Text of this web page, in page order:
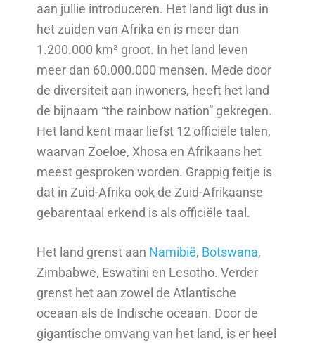
aan jullie introduceren. Het land ligt dus in
het zuiden van Afrika en is meer dan
1.200.000 km² groot. In het land leven
meer dan 60.000.000 mensen. Mede door
de diversiteit aan inwoners, heeft het land
de bijnaam “the rainbow nation” gekregen.
Het land kent maar liefst 12 officiële talen,
waarvan Zoeloe, Xhosa en Afrikaans het
meest gesproken worden. Grappig feitje is
dat in Zuid-Afrika ook de Zuid-Afrikaanse
gebarentaal erkend is als officiële taal.
Het land grenst aan Namibië, Botswana,
Zimbabwe, Eswatini en Lesotho. Verder
grenst het aan zowel de Atlantische
oceaan als de Indische oceaan. Door de
gigantische omvang van het land, is er heel